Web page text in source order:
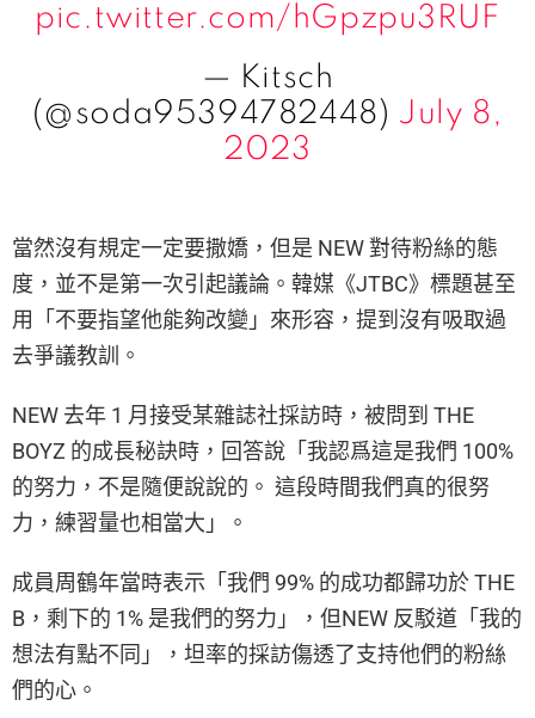
pic.twitter.com/hGpzpu3RUF
— Kitsch
(@soda95394782448) July 8,
2023
當然沒有規定一定要撒嬌，但是 NEW 對待粉絲的態
度，並不是第一次引起議論。韓媒《JTBC》標題甚至
用「不要指望他能夠改變」來形容，提到沒有吸取過
去爭議教訓。
NEW 去年 1 月接受某雜誌社採訪時，被問到 THE
BOYZ 的成長秘訣時，回答說「我認爲這是我們 100%
的努力，不是隨便說說的。 這段時間我們真的很努
力，練習量也相當大」。
成員周鶴年當時表示「我們 99% 的成功都歸功於 THE
B，剩下的 1% 是我們的努力」，但NEW 反駁道「我的
想法有點不同」，坦率的採訪傷透了支持他們的粉絲
們的心。